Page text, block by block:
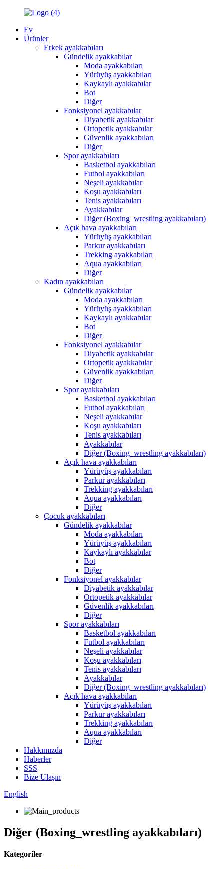
Ev
Ürünler
Erkek ayakkabıları
Gündelik ayakkabılar
Moda ayakkabıları
Yürüyüş ayakkabıları
Kaykaylı ayakkabılar
Bot
Diğer
Fonksiyonel ayakkabılar
Diyabetik ayakkabılar
Ortopetik ayakkabılar
Güvenlik ayakkabıları
Diğer
Spor ayakkabıları
Basketbol ayakkabıları
Futbol ayakkabıları
Neşeli ayakkabılar
Koşu ayakkabıları
Tenis ayakkabıları
Ayakkabılar
Diğer (Boxing_wrestling ayakkabıları)
Açık hava ayakkabıları
Yürüyüş ayakkabıları
Parkur ayakkabıları
Trekking ayakkabıları
Aqua ayakkabıları
Diğer
Kadın ayakkabıları
Gündelik ayakkabılar
Moda ayakkabıları
Yürüyüş ayakkabıları
Kaykaylı ayakkabılar
Bot
Diğer
Fonksiyonel ayakkabılar
Diyabetik ayakkabılar
Ortopetik ayakkabılar
Güvenlik ayakkabıları
Diğer
Spor ayakkabıları
Basketbol ayakkabıları
Futbol ayakkabıları
Neşeli ayakkabılar
Koşu ayakkabıları
Tenis ayakkabıları
Ayakkabılar
Diğer (Boxing_wrestling ayakkabıları)
Açık hava ayakkabıları
Yürüyüş ayakkabıları
Parkur ayakkabıları
Trekking ayakkabıları
Aqua ayakkabıları
Diğer
Çocuk ayakkabıları
Gündelik ayakkabılar
Moda ayakkabıları
Yürüyüş ayakkabıları
Kaykaylı ayakkabılar
Bot
Diğer
Fonksiyonel ayakkabılar
Diyabetik ayakkabılar
Ortopetik ayakkabılar
Güvenlik ayakkabıları
Diğer
Spor ayakkabıları
Basketbol ayakkabıları
Futbol ayakkabıları
Neşeli ayakkabılar
Koşu ayakkabıları
Tenis ayakkabıları
Ayakkabılar
Diğer (Boxing_wrestling ayakkabıları)
Açık hava ayakkabıları
Yürüyüş ayakkabıları
Parkur ayakkabıları
Trekking ayakkabıları
Aqua ayakkabıları
Diğer
Hakkımızda
Haberler
SSS
Bize Ulaşın
English
Diğer (Boxing_wrestling ayakkabıları)
Kategoriler